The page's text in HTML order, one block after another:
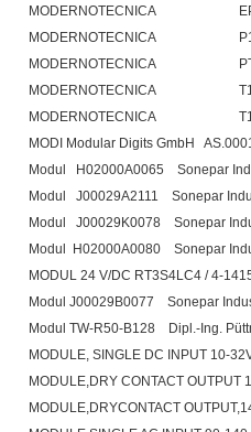
MODERNOTECNICA
MODERNOTECNICA
MODERNOTECNICA
MODERNOTECNICA
MODERNOTECNICA
MODI Modular Digits GmbH
Modul H02000A0065 Sonepar
Modul J00029A2111 Sonepar
Modul J00029K0078 Sonepar
Modul H02000A0080 Sonepar
MODUL 24 V/DC RT3S4LC4 / 4-
Modul J00029B0077 Sonepar
Modul TW-R50-B128 Dipl.-Ing.
MODULE, SINGLE DC INPUT 10-
MODULE,DRY CONTACT OUTPUT
MODULE,DRYCONTACT